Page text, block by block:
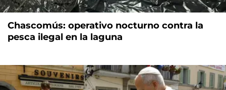
Chascomús: operativo nocturno contra la
pesca ilegal en la laguna